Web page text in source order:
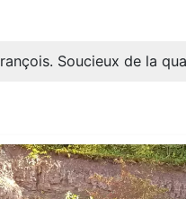
Soucieux de la